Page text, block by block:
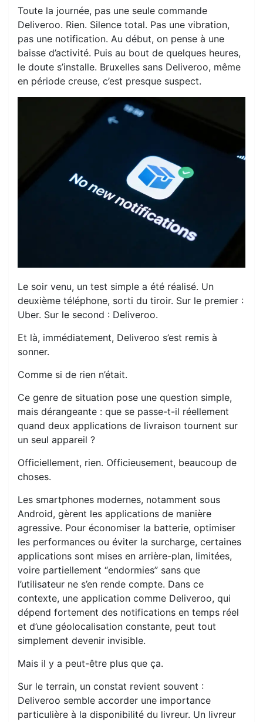
Toute la journée, pas une seule commande
Deliveroo. Rien. Silence total. Pas une vibration,
pas une notification. Au début, on pense à une
baisse d’activité. Puis au bout de quelques heures,
le doute s’installe. Bruxelles sans Deliveroo, même
en période creuse, c’est presque suspect.
Le soir venu, un test simple a été réalisé. Un
deuxième téléphone, sorti du tiroir. Sur le premier :
Uber. Sur le second : Deliveroo.
Et là, immédiatement, Deliveroo s’est remis à
sonner.
Comme si de rien n’était.
Ce genre de situation pose une question simple,
mais dérangeante : que se passe-t-il réellement
quand deux applications de livraison tournent sur
un seul appareil ?
Officiellement, rien. Officieusement, beaucoup de
choses.
Les smartphones modernes, notamment sous
Android, gèrent les applications de manière
agressive. Pour économiser la batterie, optimiser
les performances ou éviter la surcharge, certaines
applications sont mises en arrière-plan, limitées,
voire partiellement “endormies” sans que
l’utilisateur ne s’en rende compte. Dans ce
contexte, une application comme Deliveroo, qui
dépend fortement des notifications en temps réel
et d’une géolocalisation constante, peut tout
simplement devenir invisible.
Mais il y a peut-être plus que ça.
Sur le terrain, un constat revient souvent :
Deliveroo semble accorder une importance
particulière à la disponibilité du livreur. Un livreur